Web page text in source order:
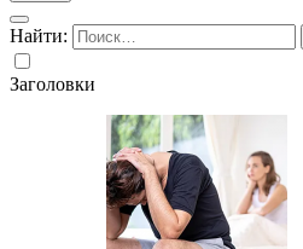
Найти:
Заголовки